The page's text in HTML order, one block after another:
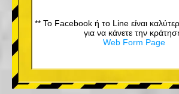
** Το Facebook ή το Line είναι
για να κάνετε την
Web Form Page